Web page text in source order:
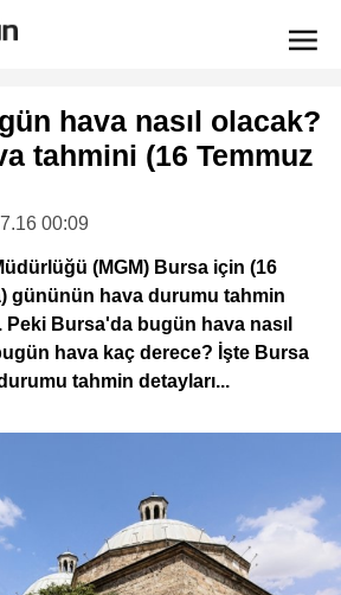
hava nasıl olacak?
tahmini (16 Temmuz
00:09
(MGM) Bursa için (16
gününün hava durumu tahmin
Peki Bursa'da bugün hava nasıl
hava kaç derece? İşte Bursa
tahmin detayları...